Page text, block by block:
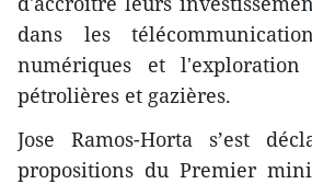
dans les
numériques et
pétrolières et gazières.
Jose Ramos-Horta s’est
propositions du Premier